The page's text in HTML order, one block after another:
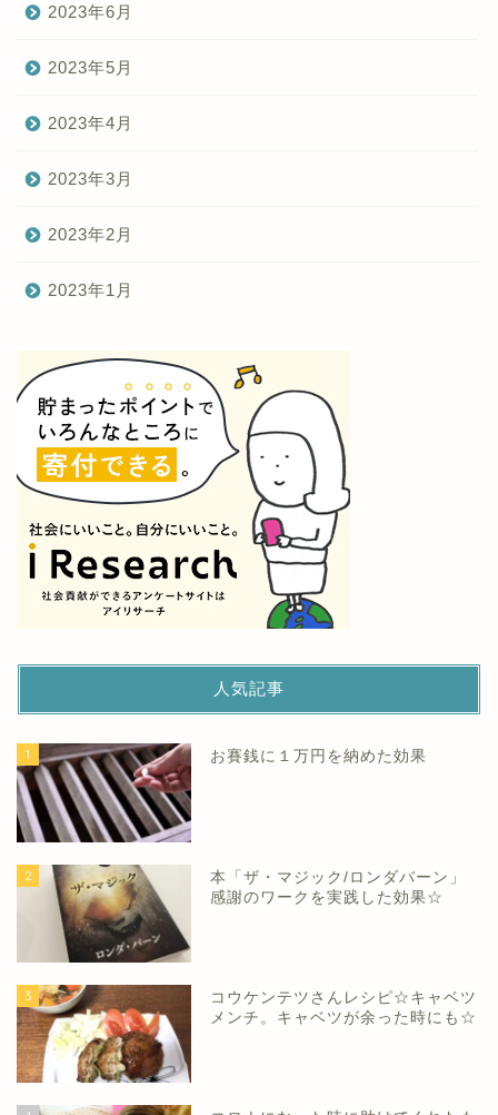
2023年6月
2023年5月
2023年4月
2023年3月
2023年2月
2023年1月
人気記事
1 お賽銭に１万円を納めた効果
2
本「ザ・マジック/ロンダバーン」
感謝のワークを実践した効果☆
3
コウケンテツさんレシピ☆キャベツ
メンチ。キャベツが余った時にも☆